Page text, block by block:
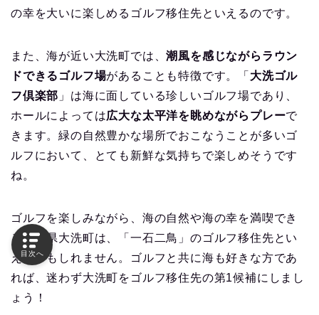
の幸を大いに楽しめるゴルフ移住先といえるのです。
また、海が近い大洗町では、潮風を感じながらラウン
ドできるゴルフ場があることも特徴です。「 大洗ゴル
フ倶楽部 」は海に面している珍しいゴルフ場であり、
ホールによっては広大な太平洋を眺めながらプレーで
きます。緑の自然豊かな場所でおこなうことが多いゴ
ルフにおいて、とても新鮮な気持ちで楽しめそうです
ね。
ゴルフを楽しみながら、海の自然や海の幸を満喫でき
る茨城県大洗町は、「一石二鳥」のゴルフ移住先とい
えるかもしれません。ゴルフと共に海も好きな方であ
れば、迷わず大洗町をゴルフ移住先の第1候補にしまし
ょう！
目次へ